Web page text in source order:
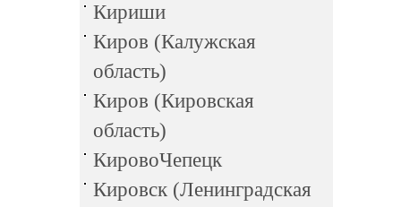
Кириши
Киров (Калужская
область)
Киров (Кировская
область)
КировоЧепецк
Кировск (Ленинградская